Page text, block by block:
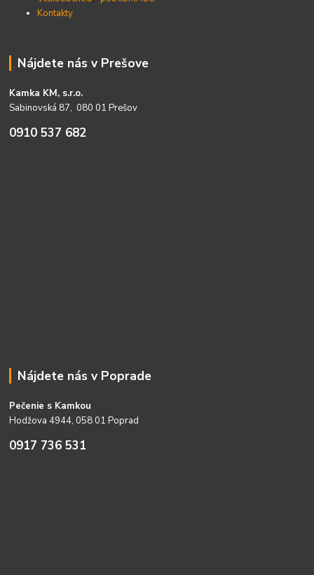
Kontakty
Nájdete nás v Prešove
Kamka KM, s.r.o.
Sabinovská 87, 080 01 Prešov
0910 537 682
Nájdete nás v Poprade
Pečenie s Kamkou
Hodžova 4944, 058 01 Poprad
0917 736 531